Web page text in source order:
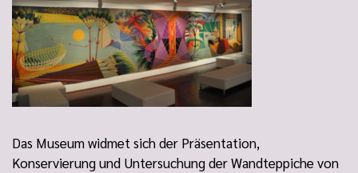
Das Museum widmet sich der Präsentation,
Konservierung und Untersuchung der Wandteppiche von